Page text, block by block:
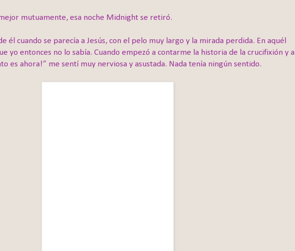
mutuamente, esa noche Midnight se retiró.
él cuando se parecía a Jesús, con el pelo muy largo y la mirada perdida. En aquél
yo entonces no lo sabía. Cuando empezó a contarme la historia de la crucifixión y a
es ahora!” me sentí muy nerviosa y asustada. Nada tenía ningún sentido.